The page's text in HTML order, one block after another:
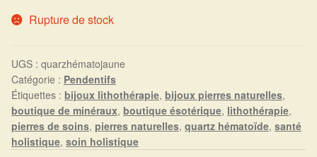
Test — Quelle Gardienne ?
La roue de l’année
Mon compte
Validation de la commande
Rupture de stock
UGS : quarzhématojaune
Catégorie : Pendentifs
Étiquettes : bijoux lithothérapie, bijoux pierres naturelles,
boutique de minéraux, boutique ésotérique, lithothérapie,
pierres de soins, pierres naturelles, quartz hématoïde, santé
holistique, soin holistique